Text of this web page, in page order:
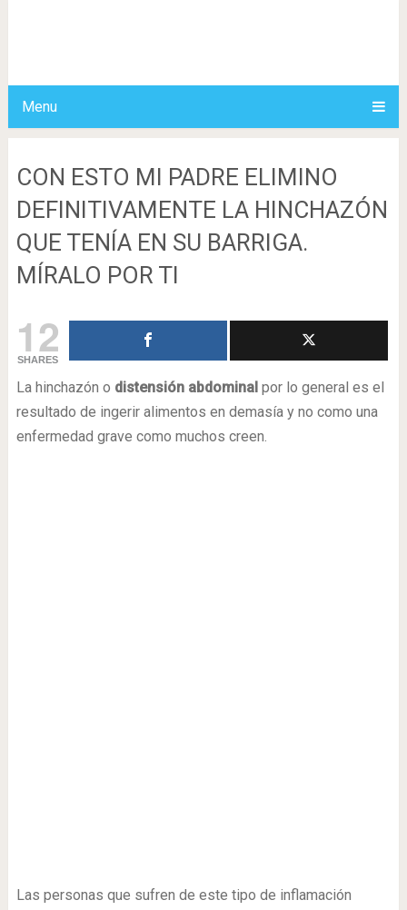
Menu
CON ESTO MI PADRE ELIMINO
DEFINITIVAMENTE LA HINCHAZÓN
QUE TENÍA EN SU BARRIGA.
MÍRALO POR TI
12
SHARES
La hinchazón o distensión abdominalpor lo general es el
resultado de ingerir alimentos en demasía y no como una
enfermedad grave como muchos creen.
Las personas que sufren de este tipo de inflamación